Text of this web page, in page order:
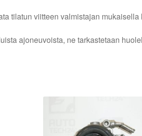
tilatun viitteen valmistajan
ajoneuvoista, ne tarkastetaan